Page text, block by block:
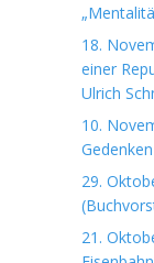
18.
einer
Ulrich
10.
29.
21.